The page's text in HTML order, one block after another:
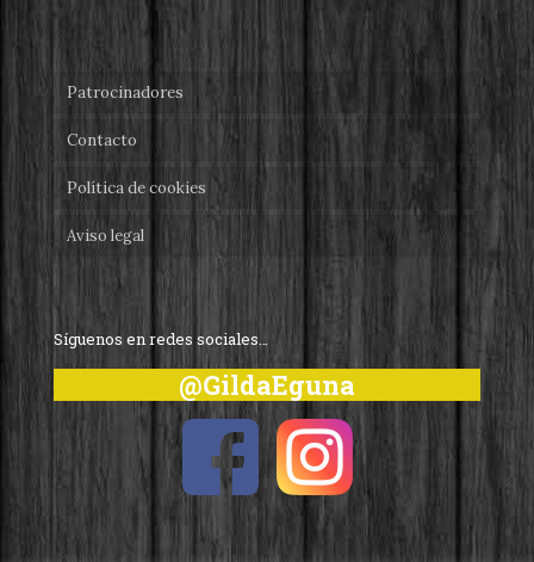
Patrocinadores
Contacto
Política de cookies
Aviso legal
Síguenos en redes sociales…
@GildaEguna